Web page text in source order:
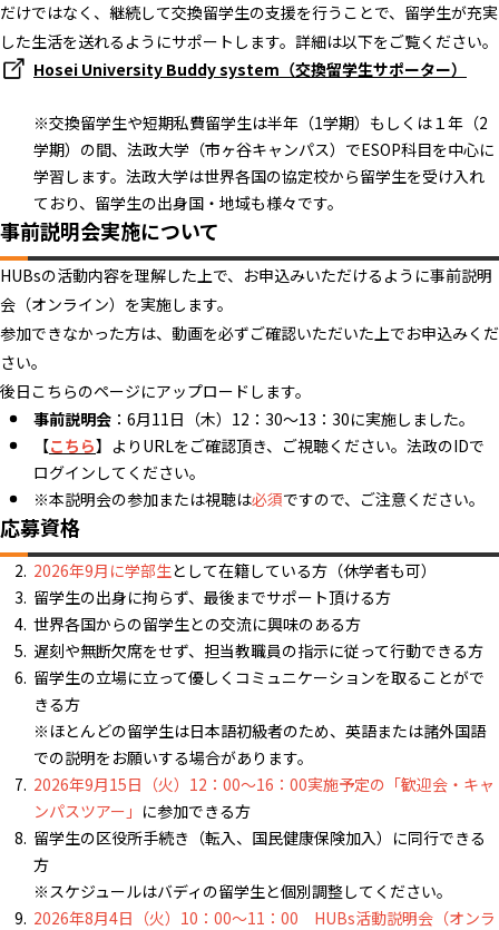
だけではなく、継続して交換留学生の支援を行うことで、留学生が充実
した生活を送れるようにサポートします。詳細は以下をご覧ください。
Hosei University Buddy system（交換留学生サポーター）
※交換留学生や短期私費留学生は半年（1学期）もしくは１年（2
学期）の間、法政大学（市ヶ谷キャンパス）でESOP科目を中心に
学習します。法政大学は世界各国の協定校から留学生を受け入れ
ており、留学生の出身国・地域も様々です。
事前説明会実施について
HUBsの活動内容を理解した上で、お申込みいただけるように事前説明
会（オンライン）を実施します。
参加できなかった方は、動画を必ずご確認いただいた上でお申込みくだ
さい。
後日こちらのページにアップロードします。
事前説明会 ：6月11日（木）12：30～13：30に実施しました。
【こちら】よりURLをご確認頂き、ご視聴ください。法政のIDで
ログインしてください。
※本説明会の参加または視聴は必須ですので、ご注意ください。
応募資格
2026年9月に学部生として在籍している方（休学者も可）
留学生の出身に拘らず、最後までサポート頂ける方
世界各国からの留学生との交流に興味のある方
遅刻や無断欠席をせず、担当教職員の指示に従って行動できる方
留学生の立場に立って優しくコミュニケーションを取ることがで
きる方
※ほとんどの留学生は日本語初級者のため、英語または諸外国語
での説明をお願いする場合があります。
2026年9月15日（火）12：00～16：00実施予定の「歓迎会・キャ
ンパスツアー」 に参加できる方
留学生の区役所手続き（転入、国民健康保険加入）に同行できる
方
※スケジュールはバディの留学生と個別調整してください。
2026年8月4日（火）10：00～11：00 HUBs活動説明会（オンラ